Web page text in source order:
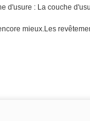
d'usure : La couche
mieux.Les